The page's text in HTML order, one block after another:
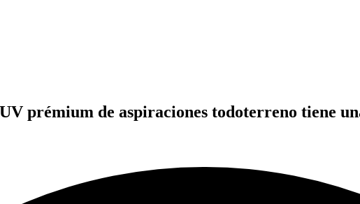
prémium de aspiraciones todoterreno tiene